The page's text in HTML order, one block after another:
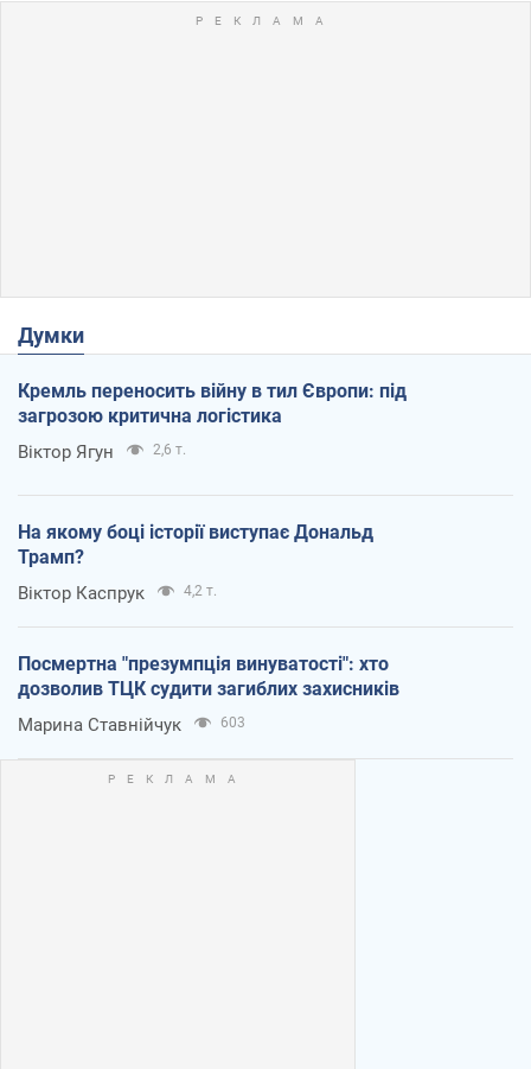
Думки
Кремль переносить війну в тил Європи: під
загрозою критична логістика
Віктор Ягун 2,6 т.
На якому боці історії виступає Дональд
Трамп?
Віктор Каспрук 4,2 т.
Посмертна "презумпція винуватості": хто
дозволив ТЦК судити загиблих захисників
Марина Ставнійчук 603